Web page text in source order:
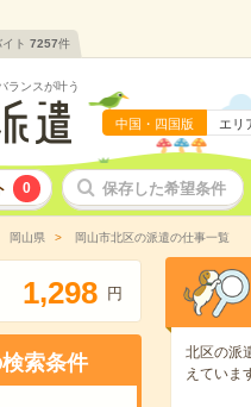
ト 7257件
ランスが叶う
中国・四国版 エリ
0 保存した希望条件
岡山県 岡山市北区の派遣の仕事一覧
1,298 円
索条件 北区の派
えていま